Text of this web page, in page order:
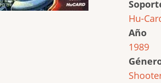
Hu-
Año
1989